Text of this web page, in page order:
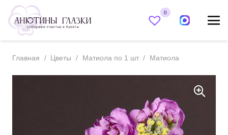
0
Главная / Цветы / Матиола по 1 шт / Матиола